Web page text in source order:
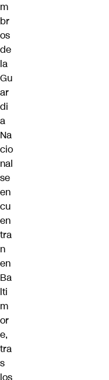
m
br
os
de
la
Gu
ar
di
a
Na
cio
nal
se
en
cu
en
tra
n
en
Ba
lti
m
or
e,
tra
s
los